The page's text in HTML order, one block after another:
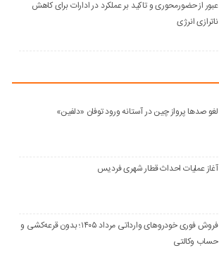
عبور از حضورمحوری و تاکید بر عملکرد در ادارات برای کاهش
ناترازی انرژی
لغو صدها پرواز چین در آستانه ورود توفان «دلفین»
آغاز عملیات احداث قطار شهری فردیس
فروش فوری خودروهای وارداتی مرداد ۱۴۰۵؛ بدون قرعه‌کشی و
حساب وکالتی